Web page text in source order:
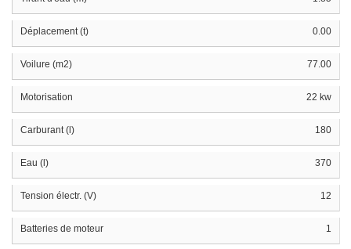
Déplacement (t) 0.00
Voilure (m2) 77.00
Motorisation 22 kw
Carburant (l) 180
Eau (l) 370
Tension électr. (V) 12
Batteries de moteur 1